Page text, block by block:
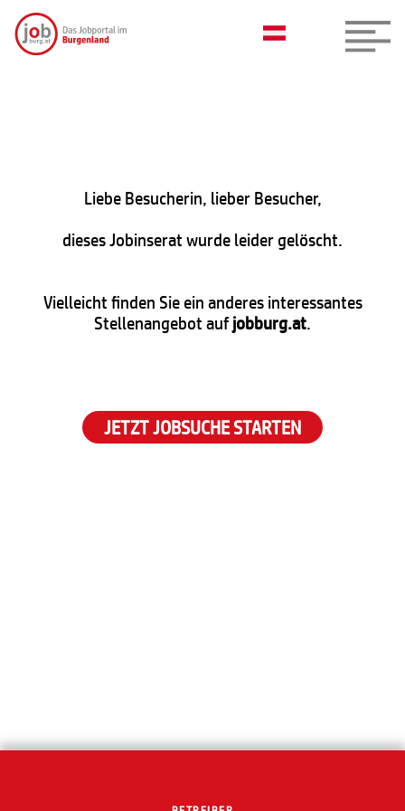
Liebe Besucherin, lieber Besucher,
dieses Jobinserat wurde leider gelöscht.
Vielleicht finden Sie ein anderes interessantes
Stellenangebot aufjobburg.at.
JETZT JOBSUCHE STARTEN